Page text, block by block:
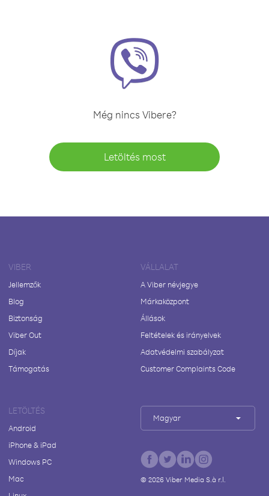
Még nincs Vibere?
Letöltés most
VIBER
Jellemzők
Blog
Biztonság
Viber Out
Díjak
Támogatás
VÁLLALAT
A Viber névjegye
Márkaközpont
Állások
Feltételek és irányelvek
Adatvédelmi szabályzat
Customer Complaints Code
LETÖLTÉS
Android
iPhone & iPad
Windows PC
Mac
Magyar
© 2026Viber Media S.à r.l.